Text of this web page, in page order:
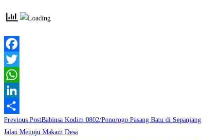
Facebook
Twitter
WhatsApp
LinkedIn
Share
Read
more
Previous PostBabinsa Kodim 0802/Ponorogo Pasang Batu di Sepanjang
Jalan Menuju Makam Desa